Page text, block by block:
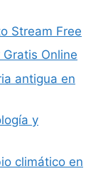
Stream Free
Online
antigua en
y
climático en